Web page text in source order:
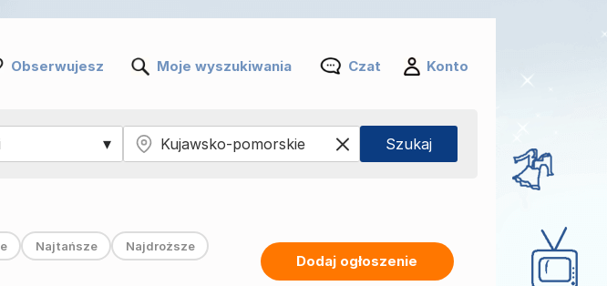
Obserwujesz Moje wyszukiwania Czat Konto
Najtańsze Najdroższe
Dodaj ogłoszenie